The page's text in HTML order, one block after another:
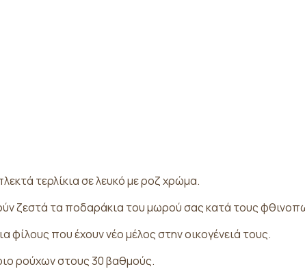
τερλίκια σε λευκό με ροζ χρώμα.
ζεστά τα ποδαράκια του μωρού σας κατά τους
φίλους που έχουν νέο μέλος στην οικογένειά τους.
ρούχων στους 30 βαθμούς.